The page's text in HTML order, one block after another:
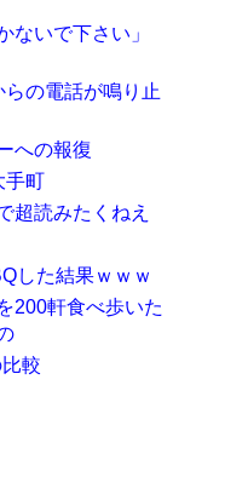
ないで下さい」
の電話が鳴り止
への報復
手町
超読みたくねえ
した結果ｗｗｗ
200軒食べ歩いた
較